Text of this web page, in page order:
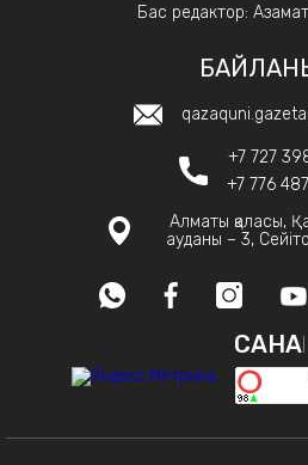
Бас редактор:
+7 727
+7 776
Алматы қаласы,
ауданы – 3,
САНАҚ